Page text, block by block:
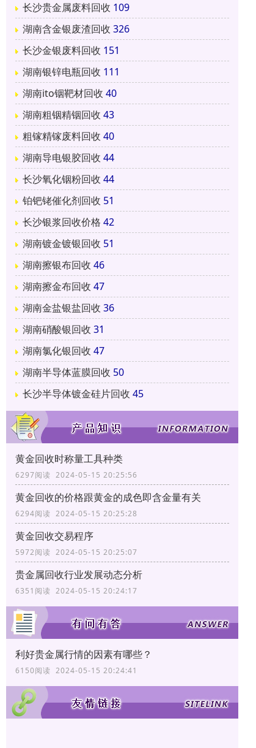
长沙贵金属废料回收 109
湖南含金银废渣回收 326
长沙金银废料回收 151
湖南银锌电瓶回收 111
湖南ito铟靶材回收 40
湖南粗铟精铟回收 43
粗镓精镓废料回收 40
湖南导电银胶回收 44
长沙氧化铟粉回收 44
铂钯铑催化剂回收 51
长沙银浆回收价格 42
湖南镀金镀银回收 51
湖南擦银布回收 46
湖南擦金布回收 47
湖南金盐银盐回收 36
湖南硝酸银回收 31
湖南氯化银回收 47
湖南半导体蓝膜回收 50
长沙半导体镀金硅片回收 45
黄金回收时称量工具种类
6297阅读 2024-05-15 20:25:56
黄金回收的价格跟黄金的成色即含金量有关
6294阅读 2024-05-15 20:25:28
黄金回收交易程序
5972阅读 2024-05-15 20:25:07
贵金属回收行业发展动态分析
6351阅读 2024-05-15 20:24:17
利好贵金属行情的因素有哪些？
6150阅读 2024-05-15 20:24:41